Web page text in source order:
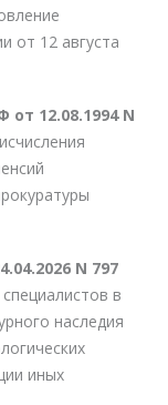
от 12 августа
12.08.1994 N
N 797
в
наследия
иных